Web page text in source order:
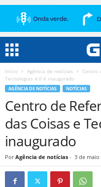
Início Agência de notícias
Centro
Tecnologias 4.0 é inaugurado
AGÊNCIA DE NOTÍCIAS NOTÍCIAS
Centro de
das Coisas e
inaugurado
Por Agência de notícias - 3 de maio